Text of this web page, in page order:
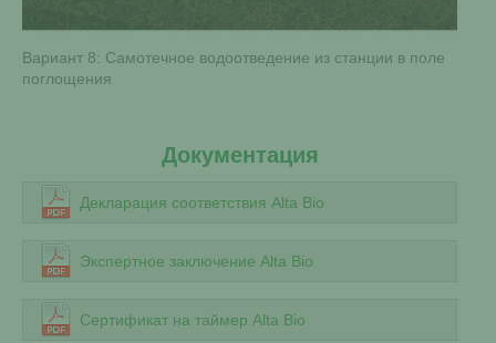
Вариант 8: Самотечное водоотведение из станции в поле
поглощения
Документация
Декларация соответствия Alta Bio
Экспертное заключение Alta Bio
Сертификат на таймер Alta Bio